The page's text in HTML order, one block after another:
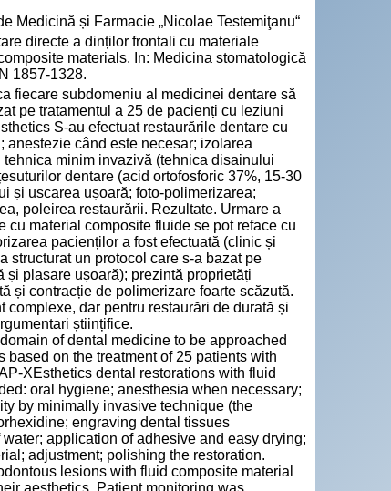
Medicină și Farmacie „Nicolae Testemiţanu“
directe a dinților frontali cu materiale
materials. In: Medicina stomatologică
1857-1328.
fiecare subdomeniu al medicinei dentare să
pe tratamentul a 25 de pacienți cu leziuni
S-au efectuat restaurările dentare cu
când este necesar; izolarea
minim invazivă (tehnica disainului
dentare (acid ortofosforic 37%, 15-30
și uscarea ușoară; foto-polimerizarea;
poleirea restaurării. Rezultate. Urmare a
material composite fluide se pot reface cu
pacienților a fost efectuată (clinic și
structurat un protocol care s-a bazat pe
plasare ușoară); prezintă proprietăți
și contracție de polimerizare foarte scăzută.
dar pentru restaurări de durată și
științifice.
of dental medicine to be approached
on the treatment of 25 patients with
XEsthetics dental restorations with fluid
oral hygiene; anesthesia when necessary;
by minimally invasive technique (the
engraving dental tissues
application of adhesive and easy drying;
adjustment; polishing the restoration.
lesions with fluid composite material
aesthetics. Patient monitoring was